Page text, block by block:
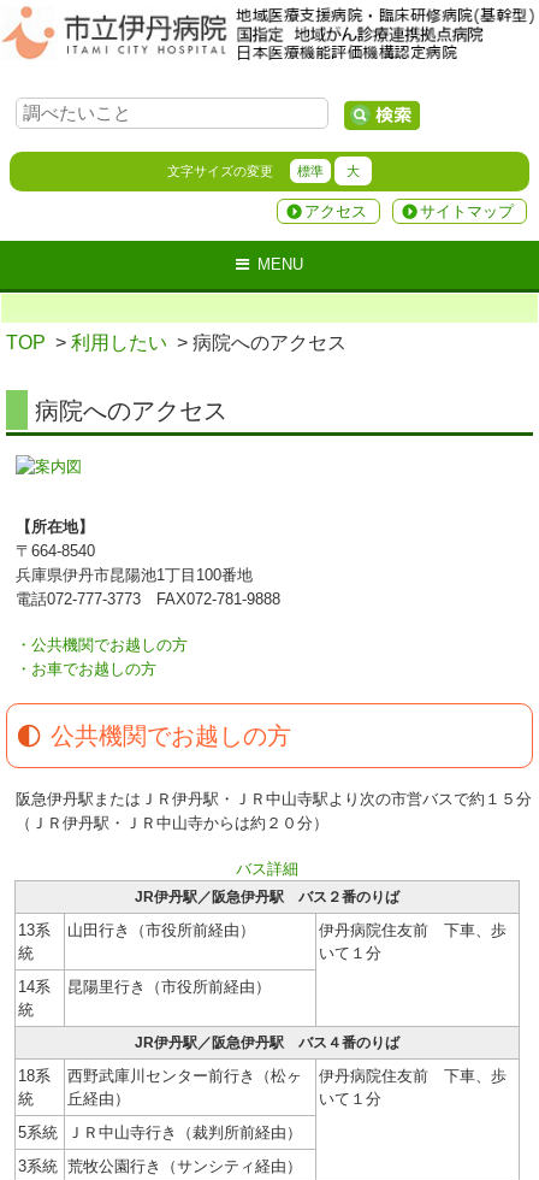
文字サイズの変更 標準 大
サイトマップ
アクセス
MENU
TOP > 利用したい > 病院へのアクセス
病院へのアクセス
【所在地】
〒664-8540
兵庫県伊丹市昆陽池1丁目100番地
電話072-777-3773 FAX072-781-9888
・公共機関でお越しの方
・お車でお越しの方
公共機関でお越しの方
阪急伊丹駅またはＪＲ伊丹駅・ＪＲ中山寺駅より次の市営バスで約１５分
（ＪＲ伊丹駅・ＪＲ中山寺からは約２０分）
バス詳細
JR伊丹駅／阪急伊丹駅 バス２番のりば
13系
統
山田行き（市役所前経由）
伊丹病院住友前 下車、歩
いて１分
14系
統
昆陽里行き（市役所前経由）
JR伊丹駅／阪急伊丹駅 バス４番のりば
18系
統
西野武庫川センター前行き（松ヶ
丘経由）
伊丹病院住友前 下車、歩
いて１分
5系統
ＪＲ中山寺行き（裁判所前経由）
3系統 荒牧公園行き（サンシティ経由）